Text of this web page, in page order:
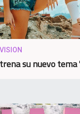
su nuevo tema